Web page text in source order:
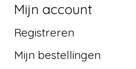
Mijn account
Registreren
Mijn bestellingen